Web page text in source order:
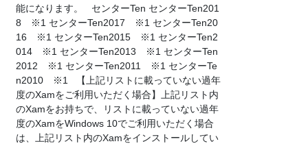
能になります。 センターTen センターTen201
8 ※1 センターTen2017 ※1 センターTen20
16 ※1 センターTen2015 ※1 センターTen2
014 ※1 センターTen2013 ※1 センターTen
2012 ※1 センターTen2011 ※1 センターTe
n2010 ※1 【上記リストに載っていない過年
度のXamをご利用いただく場合】上記リスト内
のXamをお持ちで、リストに載っていない過年
度のXamをWindows 10でご利用いただく場合
は、上記リスト内のXamをインストールしてい